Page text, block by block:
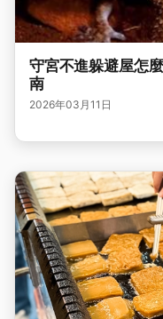
守宮不進躲避屋怎
南
2026年03月11日